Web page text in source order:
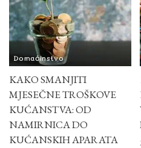
Domaćinstvo
KAKO SMANJITI
MJESEČNE TROŠKOVE
KUĆANSTVA: OD
NAMIRNICA DO
KUĆANSKIH APARATA